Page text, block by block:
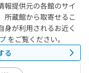
報提供元の各館のサイ
所蔵館から取寄せるこ
身が利用されるお近く
をご覧ください。
る